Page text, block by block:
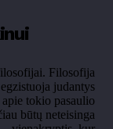
Filosofija
judantys
tokio pasaulio
būtų neteisinga